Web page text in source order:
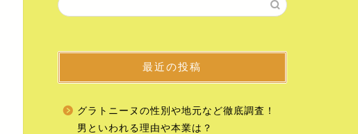
最近の投稿
グラトニーヌの性別や地元など徹底調査！
男といわれる理由や本業は？